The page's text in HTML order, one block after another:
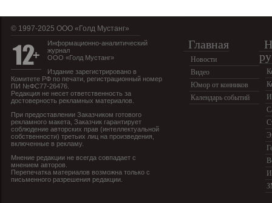
© 1997-2025 OOO «Голд Мустанг»
Информационно-аналитический
журнал
ООО «Голд Мустанг»
Издание зарегистрировано в
Комитете РФ по печати, регистрационный номер
ПИ №ФС77-26476.
Редакция не несет ответственность за
достоверность рекламных материалов.
При предоставлении Заказчиком готового
рекламного макета, Заказчик гарантирует
соблюдение авторских прав (интеллектуальной
собственности) третьих лиц на произведения,
включенные в рекламу.
Мнение редакции не всегда совпадает с
мнением авторов.
Перепечатка материалов возможна только с
письменного разрешения редакции.
Главная
Новости
Видео
Юмор от конников
Календарь событий